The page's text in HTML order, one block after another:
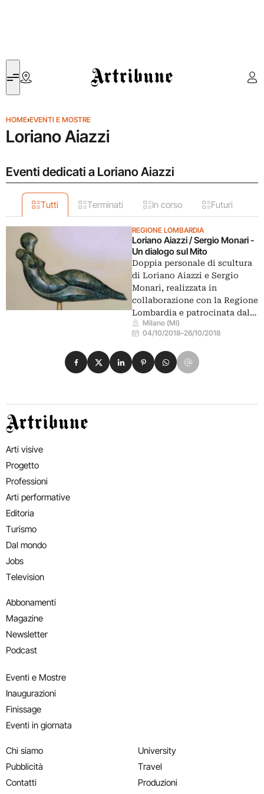
Artribune
HOME›EVENTI E MOSTRE
Loriano Aiazzi
Eventi dedicati a Loriano Aiazzi
Tutti Terminati In corso Futuri
REGIONE LOMBARDIA
Loriano Aiazzi / Sergio Monari -
Un dialogo sul Mito
Doppia personale di scultura
di Loriano Aiazzi e Sergio
Monari, realizzata in
collaborazione con la Regione
Lombardia e patrocinata dal…
Milano (MI)
04/10/2018–26/10/2018
Condividi su Facebook
Condividi su X
Condividi su LinkedIn
Condividi su Pinterest
Condividi su WhatsApp
Condividi su Email
Artribune
Arti visive
Progetto
Professioni
Arti performative
Editoria
Turismo
Dal mondo
Jobs
Television
Abbonamenti
Magazine
Newsletter
Podcast
Eventi e Mostre
Inaugurazioni
Finissage
Eventi in giornata
Chi siamo
Pubblicità
Contatti
University
Travel
Produzioni